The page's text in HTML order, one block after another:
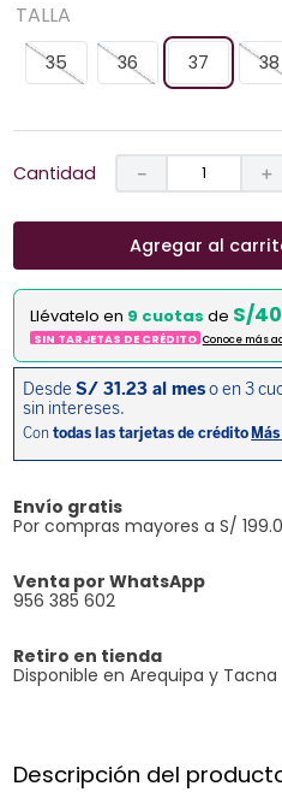
TALLA
35 36 37 38
Cantidad ＋
－
Agregar al
Llévatelo en 9 cuotas de S/
SIN TARJETAS DE CRÉDITO Conoce más
Envío gratis
Por compras mayores a S/
Venta por WhatsApp
956 385 602
Retiro en tienda
Disponible en Arequipa y Tacna
Descripción del